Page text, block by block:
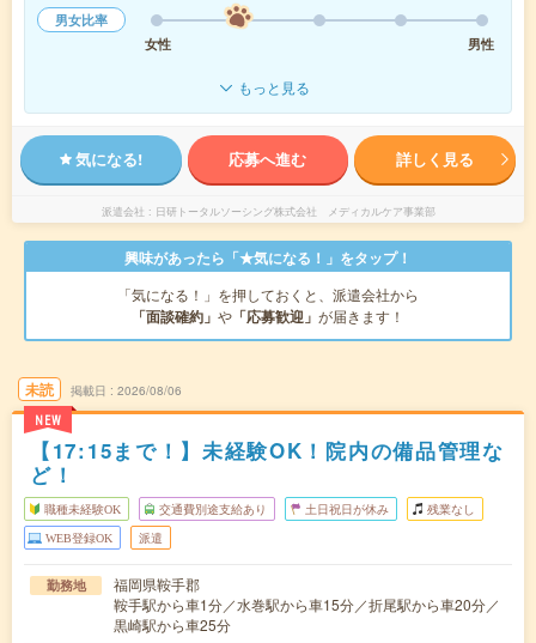
男女比率
女性
男性
もっと見る
気になる! 応募へ進む 詳しく見る
派遣会社 日研トータルソーシング株式会社 メディカルケア事業部
興味があったら「★気になる！」をタップ！
「気になる！」を押しておくと、派遣会社から
「面談確約」 や 「応募歓迎」 が届きます！
未読
NEW
掲載日 2026/08/06
【17:15まで！】未経験OK！院内の備品管理な
ど！
職種未経験OK 交通費別途支給あり 土日祝日が休み 残業なし
WEB登録OK 派遣
勤務地
福岡県鞍手郡
鞍手駅から車1分／水巻駅から車15分／折尾駅から車20分／
黒崎駅から車25分